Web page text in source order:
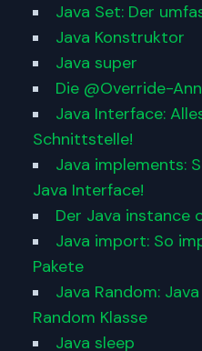
Java Set: Der
Java Konstruktor
Java super
Die @Override-
Java Interface:
Schnittstelle!
Java implements:
Java Interface!
Der Java instance
Java import: So
Pakete
Java Random:
Random Klasse
Java sleep